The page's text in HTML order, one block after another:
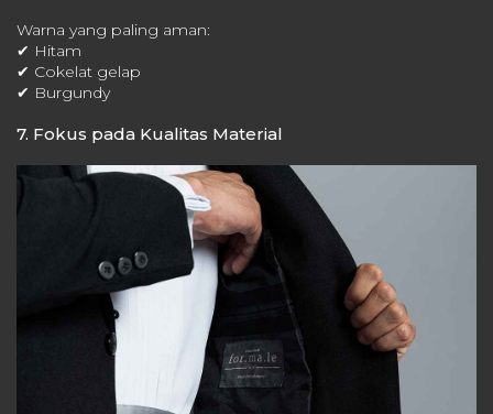
Warna yang paling aman:
✔ Hitam
✔ Cokelat gelap
✔ Burgundy
7. Fokus pada Kualitas Material